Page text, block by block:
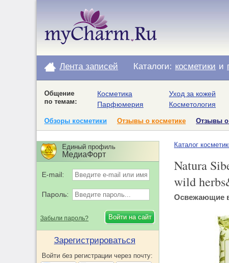
Лента записей Каталоги: косметики и
Общение
по темам:
Косметика
Парфюмерия
Уход за кожей
Косметология
Обзоры косметики Отзывы о косметике Отзывы
Каталог
Natura
wild
Освежающие
Единый профиль
МедиаФорт
E-mail:
Пароль:
Забыли пароль?
Зарегистрироваться
Войти без регистрации через почту: